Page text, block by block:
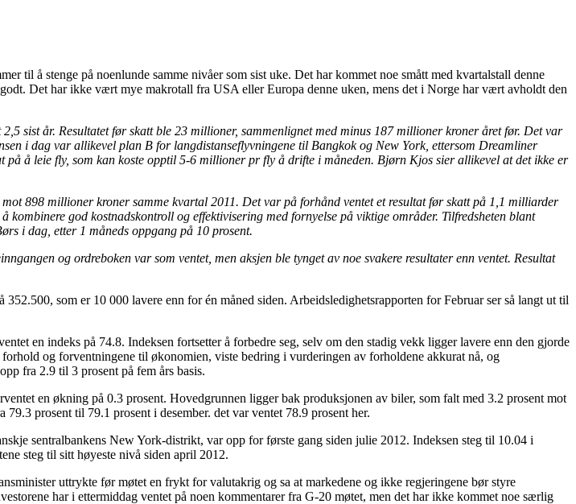
til å stenge på noenlunde samme nivåer som sist uke. Det har kommet noe smått med kvartalstall denne
Det har ikke vært mye makrotall fra USA eller Europa denne uken, mens det i Norge har vært avholdt den
sist år. Resultatet før skatt ble 23 millioner, sammenlignet med minus 187 millioner kroner året før. Det var
i dag var allikevel plan B for langdistanseflyvningene til Bangkok og New York, ettersom Dreamliner
å leie fly, som kan koste opptil 5-6 millioner pr fly å drifte i måneden. Bjørn Kjos sier allikevel at det ikke er
898 millioner kroner samme kvartal 2011. Det var på forhånd ventet et resultat før skatt på 1,1 milliarder
god kostnadskontroll og effektivisering med fornyelse på viktige områder. Tilfredsheten blant
i dag, etter 1 måneds oppgang på 10 prosent.
og ordreboken var som ventet, men aksjen ble tynget av noe svakere resultater enn ventet. Resultat
som er 10 000 lavere enn for én måned siden. Arbeidsledighetsrapporten for Februar ser så langt ut til
en indeks på 74.8. Indeksen fortsetter å forbedre seg, selv om den stadig vekk ligger lavere enn den gjorde
og forventningene til økonomien, viste bedring i vurderingen av forholdene akkurat nå, og
fra 2.9 til 3 prosent på fem års basis.
en økning på 0.3 prosent. Hovedgrunnen ligger bak produksjonen av biler, som falt med 3.2 prosent mot
prosent til 79.1 prosent i desember. det var ventet 78.9 prosent her.
sentralbankens New York-distrikt, var opp for første gang siden julie 2012. Indeksen steg til 10.04 i
steg til sitt høyeste nivå siden april 2012.
uttrykte før møtet en frykt for valutakrig og sa at markedene og ikke regjeringene bør styre
har i ettermiddag ventet på noen kommentarer fra G-20 møtet, men det har ikke kommet noe særlig